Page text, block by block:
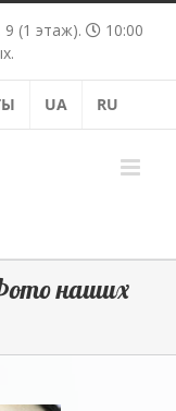
(1 этаж).
10:00
UA RU
наших